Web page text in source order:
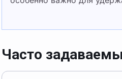
Часто